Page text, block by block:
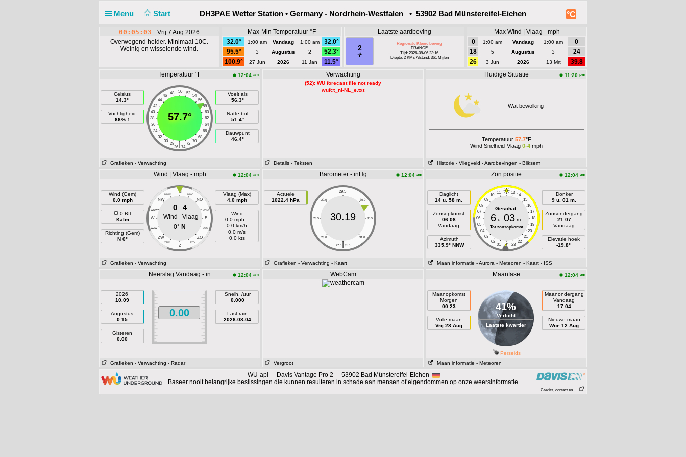
Menu Start °C
DH3PAE Wetter Station • Germany - Nordrhein-Westfalen • 53902 Bad Münstereifel-Eichen
00:05:04
Vrij 7 Aug 2026
Overwegend helder. Minimaal 10C.
Weinig en wisselende wind.
Max-Min Temperatuur °F
32.0°
1:00 am Vandaag 1:00 am
32.0°
95.5°
3 Augustus 2
52.3°
100.9°
27 Jun 2026 11 Jan 11.5°
Laatste aardbeving
2
Regionale Kleine beving
FRANCE
Tijd: 2026-08-06 23:16
Diepte: 2 KMs Afstand: 361 Mijlen
Max Wind | Vlaag - mph
0
1:00 am Vandaag 1:00 am
0
18
5 Augustus 3
24
26
3 Jun 2026 13 Mrt
39.8
Temperatuur °F
12:04 am
Celsius
14.3°
Vochtigheid
66% ↑
50
48 52
46
54
44
56
42
58
40
60
38
62
36
64
34
66
32
68
30
70
28 72
|
26 74
57.7°
Voelt als
56.3°
Natte bol
51.4°
Dauwpunt
46.4°
Grafieken - Verwachting
Verwachting
(52): WU forecast file not ready
wufct_nl-NL_e.txt
Details - Teksten
Huidige Situatie 11:20 pm
Wat bewolking
Temperatuur 57.7°F
Wind Snelheid-Vlaag 0-4 mph
Historie - Vliegveld - Aardbevingen - Bliksem
Wind | Vlaag - mph 12:04 am
Wind (Gem)
0.0 mph
0 Bft
Kalm
Richting (Gem)
N 0°
N
NNW NNO
NW NO
WNW ONO
W E
WZW OZO
ZW ZO
ZZW ZZO
Z
0 4
Wind
Vlaag
0° N
Vlaag (Max)
4.0 mph
Wind
0.0 mph =
0.0 km/h
0.0 m/s
0.0 kts
Grafieken - Verwachting
Barometer - inHg 12:04 am
Actuele
1022.4 hPa
29.5
29.0 30.0
28.5 30.5
28.0 31.0
|
27.5 31.5
30.19
Grafieken - Verwachting - Kaart
Zon positie 12:04 am
Daglicht
14 u. 58 m.
Zonsopkomst
06:08
Vandaag
Azimuth
335.9° NNW
11 13
10
14
09
15
08
16
07
17
06
18
05
19
04
20
03
21
02
22
01 23
Geschat:
6 u. 03 m.
Tot zonsopkomst
Donker
9 u. 01 m.
Zonsondergang
21:07
Vandaag
Elevatie hoek
-19.8°
Maan informatie - Aurora - Meteoren - Kaart - ISS
Neerslag Vandaag - in 12:04 am
2026
10.09
Augustus
0.15
Gisteren
0.00
0.00
Snelh. /uur
0.000
Last rain
2026-08-04
Grafieken - Verwachting - Radar
WebCam
Vergroot
Maanfase 12:04 am
Maanopkomst
Morgen
00:23
Volle maan
Vrij 28 Aug
41%
Verlicht
Laatste kwartier
Maanondergang
Vandaag
17:04
Nieuwe maan
Woe 12 Aug
Perseids
Maan informatie - Meteoren
WU-api - Davis Vantage Pro 2 - 53902 Bad Münstereifel-Eichen
Baseer nooit belangrijke beslissingen die kunnen resulteren in schade aan mensen of eigendommen op onze weersinformatie.
Credits, contact en . . .